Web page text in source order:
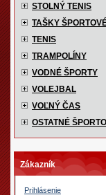
STOLNÝ TENIS
TAŠKY
TENIS
TRAMPOLÍNY
VODNÉ ŠPORTY
VOLEJBAL
VOĽNÝ ČAS
OSTATNÉ
Zákazník
Prihlásenie